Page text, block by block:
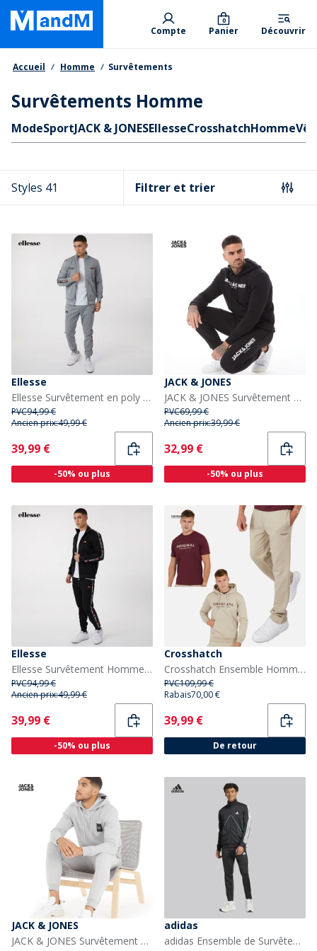
Skip
main
content
Primary departments
Compte Panier
0
Découvrir
Fil d'Ariane
Accueil Homme Survêtements
Survêtements Homme
Liens rapides
ModeSportJACK & JONESEllesseCrosshatchHomme
Styles 41 Filtrer et trier
Ellesse
Ellesse Survêtement en poly Gris Giraldo à bandes Homme
PVC94,99 €
Ancien prix:49,99 €
Current
39,99 €
-50% ou plus
JACK & JONES
JACK & JONES Survêtement Homme Bank Noir
PVC69,99 €
Ancien prix:39,99 €
Current
32,99 €
-50% ou plus
Ellesse
Ellesse Survêtement Homme Giraldo en poly avec bandes noires
PVC94,99 €
Ancien prix:49,99 €
Current
39,99 €
-50% ou plus
Crosshatch
Crosshatch Ensemble Homme T-Shirt à Capuche Chemberry et Pantalon de Jogging à Ourlet Ouvert Pierre/Bordeaux
PVC109,99 €
Rabais70,00 €
Current
39,99 €
De retour
JACK & JONES
JACK & JONES Survêtement Lock Alloy Homme
adidas
adidas Ensemble de Survêtement d'inspiration Tiro Homme Noir